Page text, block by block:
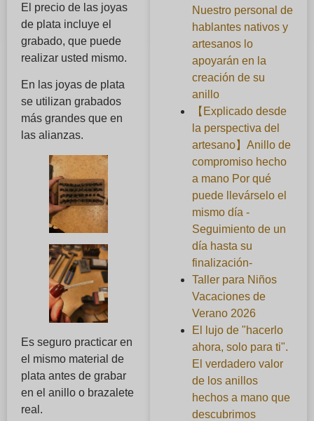
El precio de las joyas
de plata incluye el
grabado, que puede
realizar usted mismo.
En las joyas de plata
se utilizan grabados
más grandes que en
las alianzas.
Es seguro practicar en
el mismo material de
plata antes de grabar
en el anillo o brazalete
real.
Nuestro personal de
hablantes nativos y
artesanos lo
apoyarán en la
creación de su
anillo
【Explicado desde
la perspectiva del
artesano】Anillo de
compromiso hecho
a mano Por qué
puede llevárselo el
mismo día -
Seguimiento de un
día hasta su
finalización-
Taller para Niños
Vacaciones de
Verano 2026
El lujo de "hacerlo
ahora, solo para ti".
El verdadero valor
de los anillos
hechos a mano que
descubrimos